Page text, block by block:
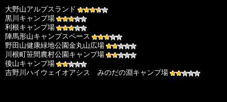
大野山アルプスランド
黒川キャンプ場
利根キャンプ場
陣馬形山キャンプスペース
野田山健康緑地公園金丸山広場
川根町笹間農村公園キャンプ場
後山キャンプ場
吉野川ハイウェイオアシス みのだの淵キャンプ場